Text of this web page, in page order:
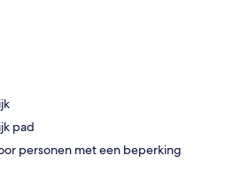
pad
personen met een beperking